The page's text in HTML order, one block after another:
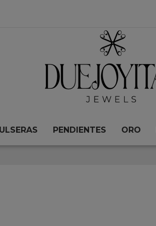
PENDIENTES ORO